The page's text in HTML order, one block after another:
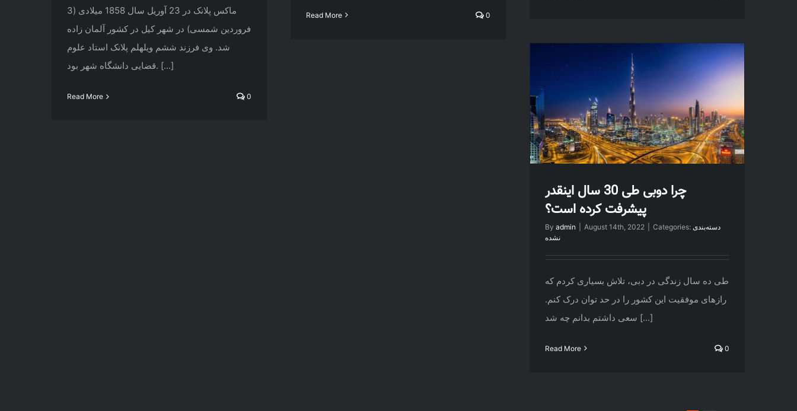
ماکس پلانک در 23 آوریل سال 1858 میلادی (3
فروردین شمسی) در شهر کیل در کشور آلمان زاده
شد. وی فرزند ششم ویلهلم پلانک استاد علوم
قضایی دانشگاه شهر بود. [...]
Read More 0
Read More 0
چرا دوبی طی 30 سال اینقدر
پیشرفت کرده است؟
By admin August 14th, 2022 Categories: دسته‌بندی
نشده
طی ده سال زندگی در دبی، تلاش بسیاری کردم که
رازهای موفقیت این کشور را در حد توان درک کنم.
سعی داشتم بدانم چه شد [...]
Read More 0